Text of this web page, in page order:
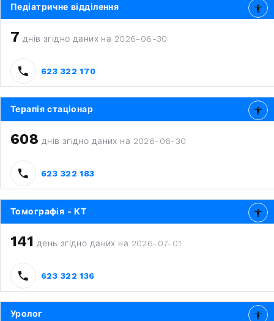
Педіатричне відділення
7 днів згідно даних на 2026-06-30
623 322 170
Терапія стаціонар
608 днів згідно даних на 2026-06-30
623 322 183
Томографія - КТ
141 день згідно даних на 2026-07-01
623 322 136
Уролог